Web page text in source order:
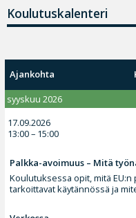
Koulutuskalenteri
Ajankohta
syyskuu 2026
17.09.2026
13:00 – 15:00
Palkka-avoimuus – Mitä
Koulutuksessa opit, mitä
tarkoittavat käytännössä ja